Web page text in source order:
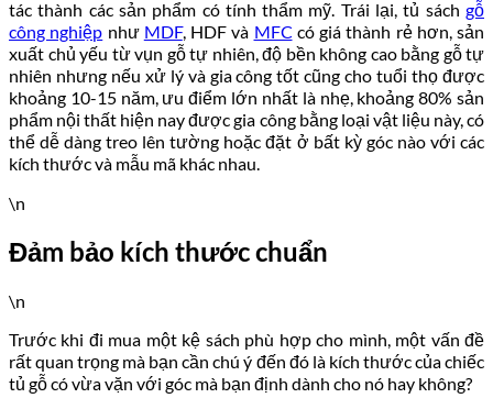
tác thành các sản phẩm có tính thẩm mỹ. Trái lại, tủ sách gỗ
công nghiệp như MDF, HDF và MFC có giá thành rẻ hơn, sản
xuất chủ yếu từ vụn gỗ tự nhiên, độ bền không cao bằng gỗ tự
nhiên nhưng nếu xử lý và gia công tốt cũng cho tuổi thọ được
khoảng 10-15 năm, ưu điểm lớn nhất là nhẹ, khoảng 80% sản
phẩm nội thất hiện nay được gia công bằng loại vật liệu này, có
thể dễ dàng treo lên tường hoặc đặt ở bất kỳ góc nào với các
kích thước và mẫu mã khác nhau.
\n
Đảm bảo kích thước chuẩn
\n
Trước khi đi mua một kệ sách phù hợp cho mình, một vấn đề
rất quan trọng mà bạn cần chú ý đến đó là kích thước của chiếc
tủ gỗ có vừa vặn với góc mà bạn định dành cho nó hay không?